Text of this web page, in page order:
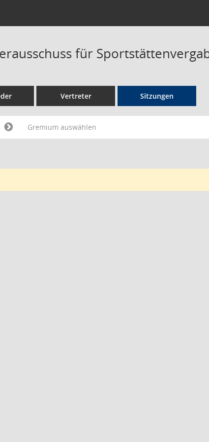
für
Vertreter Sitzungen
Gremium auswählen